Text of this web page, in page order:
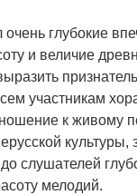
очень глубокие
и величие
участникам
к живому
культуры,
слушателей
мелодий.